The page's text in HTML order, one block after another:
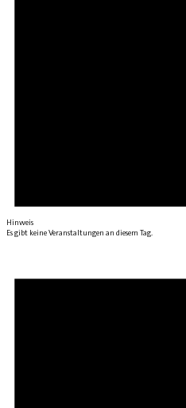
Hinweis
Es gibt keine Veranstaltungen an diesem Tag.